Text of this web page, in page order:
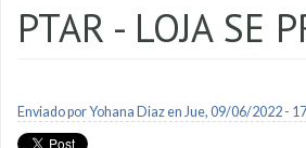
PTAR - LOJA SE
Enviado porYohana Diazen Jue, 09/06/2022 -